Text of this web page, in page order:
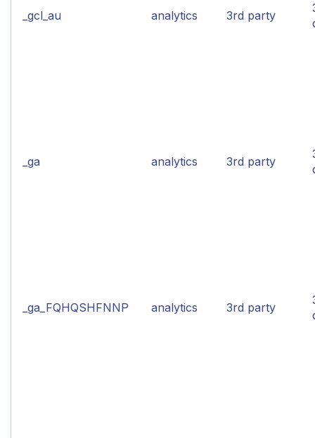
_gcl_au analytics 3rd party
_ga analytics 3rd party
_ga_FQHQSHFNNP analytics 3rd party